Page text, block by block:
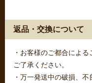
返品・交換について
・お客様のご都合によ
ご了承ください。
・万一発送中の破損、